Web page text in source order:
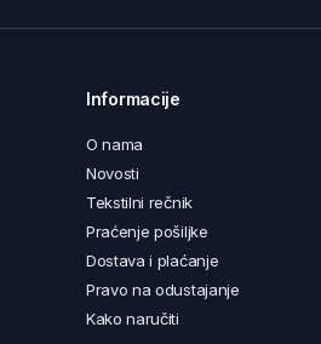
Informacije
O nama
Novosti
Tekstilni rečnik
Praćenje pošiljke
Dostava i plaćanje
Pravo na odustajanje
Kako naručiti